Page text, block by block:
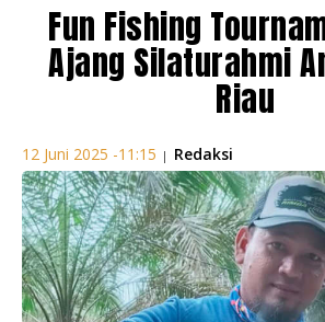
Fun Fishing
Ajang Silaturahmi
Riau
12 Juni 2025 -11:15 | Redaksi